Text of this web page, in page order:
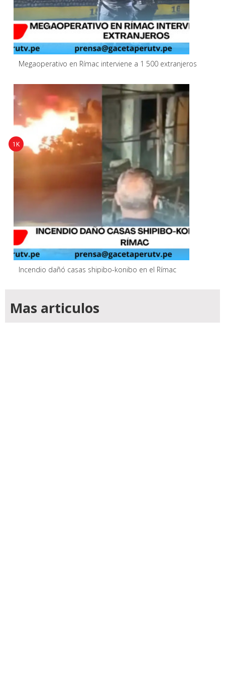
Megaoperativo en Rímac interviene a 1 500 extranjeros
Incendio dañó casas shipibo-konibo en el Rímac
1K
Mas articulos